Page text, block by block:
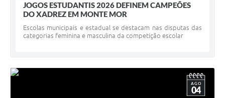
JOGOS ESTUDANTIS 2026 DEFINEM CAMPEÕES
DO XADREZ EM MONTE MOR
Escolas municipais e estadual se destacam nas disputas das
categorias feminina e masculina da competição escolar
AGO
04